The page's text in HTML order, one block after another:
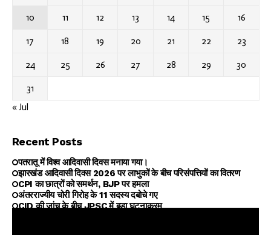
10 11 12 13 14 15 16
17 18 19 20 21 22 23
24 25 26 27 28 29 30
31
« Jul
Recent Posts
पतरातू में विश्व आदिवासी दिवस मनाया गया।
झारखंड आदिवासी दिवस 2026 पर लाभुकों के बीच परिसंपत्तियों का वितरण
CPI का छात्रों को समर्थन, BJP पर हमला
अंतरराज्यीय चोरी गिरोह के 11 सदस्य दबोचे गए
CID की जांच के बीच JPSC में बड़ा घटनाक्रम